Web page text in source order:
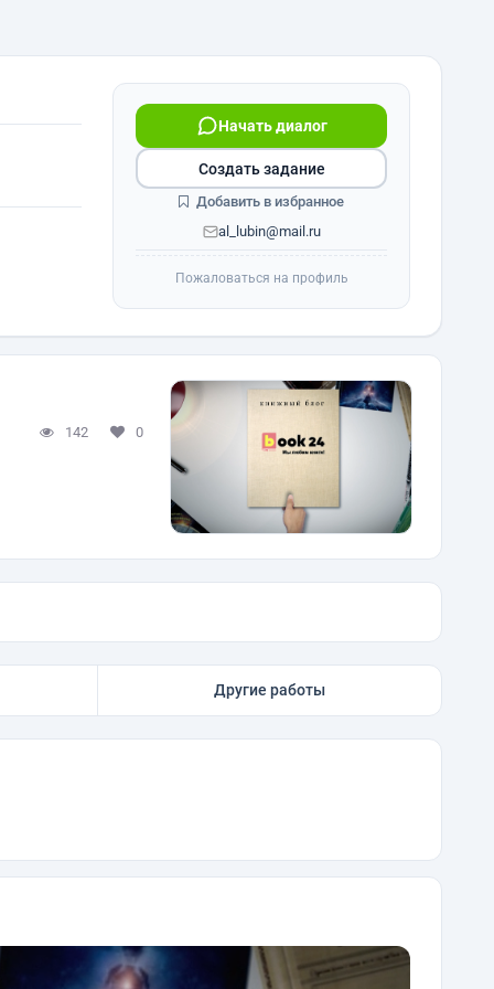
Начать диалог
al_lubin@mail.ru
Создать задание
Добавить в избранное
Пожаловаться на профиль
142 0
Другие работы